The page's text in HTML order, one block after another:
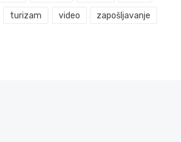
turizam video zapošljavanje